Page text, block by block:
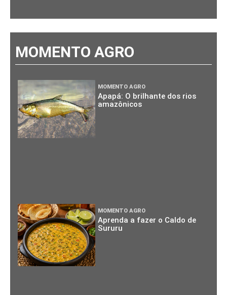
MOMENTO AGRO
MOMENTO AGRO
Apapá: O brilhante dos rios
amazônicos
MOMENTO AGRO
Aprenda a fazer o Caldo de
Sururu